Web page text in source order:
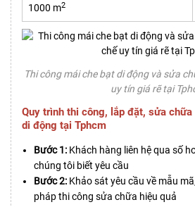
1000 m2
Thi công mái che bạt di động và sửa
uy tín giá rẽ tại
Quy trình thi công, lắp đặt, sửa
di động tại Tphcm
Bước 1: Khách hàng liên hệ qua số
chúng tôi biết yêu cầu
Bước 2: Khảo sát yêu cầu về mẫu
pháp thi công sửa chữa hiệu quả